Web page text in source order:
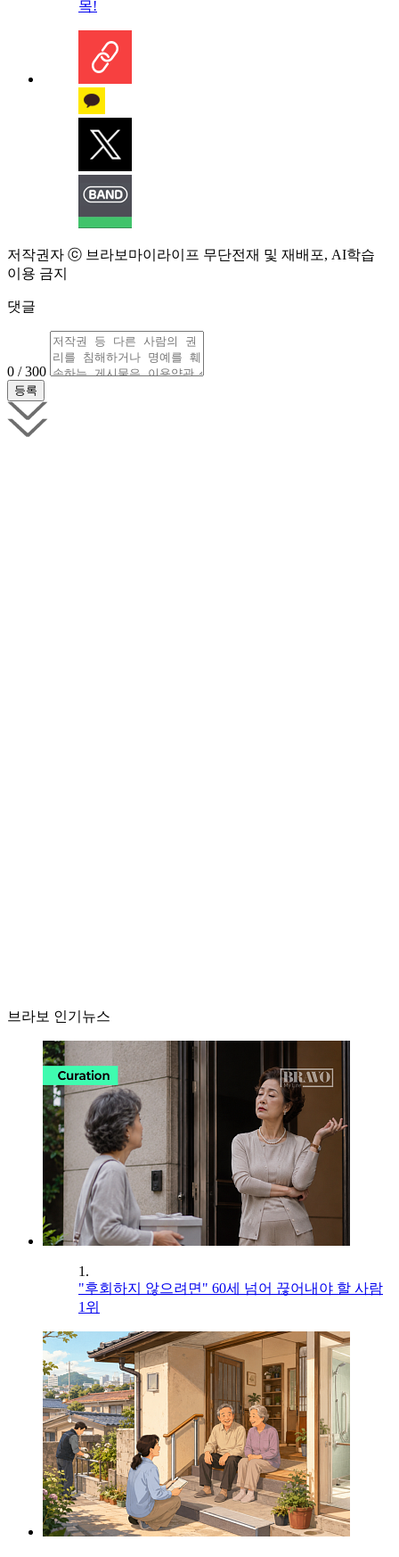
목!
저작권자 ⓒ 브라보마이라이프 무단전재 및 재배포, AI학습
이용 금지
댓글
0 / 300
브라보 인기뉴스
1.
"후회하지 않으려면" 60세 넘어 끊어내야 할 사람
1위